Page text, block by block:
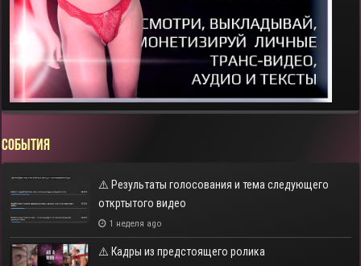
СОБЫТИЯ
⚠️ Результаты голосования и тема следующего
откртытого видео
1 неделя ago
⚠️ Кадры из предстоящего ролика